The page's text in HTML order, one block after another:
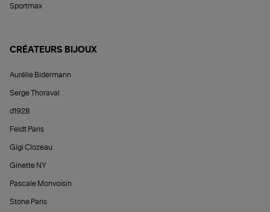
Sportmax
CRÉATEURS BIJOUX
Aurélie Bidermann
Serge Thoraval
d1928
Feidt Paris
Gigi Clozeau
Ginette NY
Pascale Monvoisin
Stone Paris